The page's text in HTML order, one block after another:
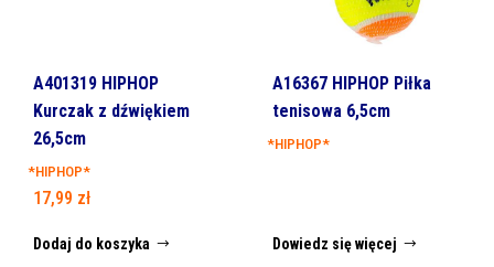
A401319 HIPHOP
Kurczak z dźwiękiem
26,5cm
*HIPHOP*
17,99 zł
Dodaj do koszyka
A16367 HIPHOP Piłka
tenisowa 6,5cm
*HIPHOP*
Dowiedz się więcej